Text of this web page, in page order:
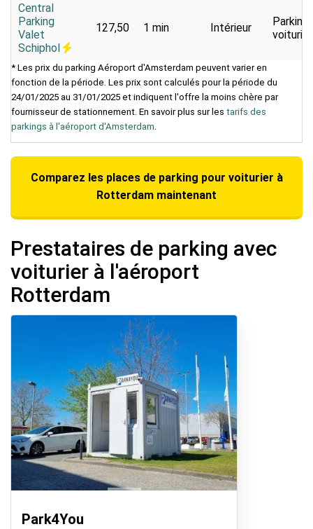
Central
Parking
Valet
Schiphol
127,50 1 min Intérieur
Parking
voiturier
* Les prix du parking Aéroport d'Amsterdam peuvent varier en
fonction de la période. Les prix sont calculés pour la période du
24/01/2025 au 31/01/2025 et indiquent l'offre la moins chère par
fournisseur de stationnement. En savoir plus sur les tarifs des
parkings à l'aéroport d'Amsterdam
Comparez les places de parking pour voiturier à
Rotterdam maintenant
Prestataires de parking avec
voiturier à l'aéroport
Rotterdam
Park4You